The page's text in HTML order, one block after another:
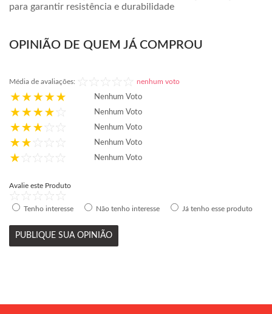
para garantir resistência e durabilidade
OPINIÃO DE QUEM JÁ COMPROU
Média de avaliações: nenhum voto
Nenhum Voto
Nenhum Voto
Nenhum Voto
Nenhum Voto
Nenhum Voto
Avalie este Produto
Tenho interesse Não tenho interesse Já tenho esse produto
PUBLIQUE SUA OPINIÃO